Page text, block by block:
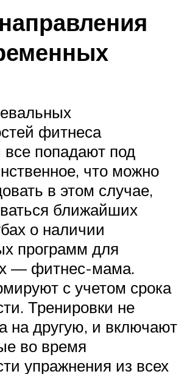
фитнеса
все попадают под
что можно
в этом случае,
ближайших
о наличии
программ для
— фитнес-мама.
с учетом срока
Тренировки не
на другую, и включают
во время
упражнения из всех